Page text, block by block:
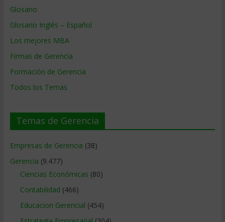
Glosario
Glosario Inglés – Español
Los mejores MBA
Firmas de Gerencia
Formación de Gerencia
Todos los Temas
Temas de Gerencia
Empresas de Gerencia (38)
Gerencia (9.477)
Ciencias Económicas (80)
Contabilidad (466)
Educacion Gerencial (454)